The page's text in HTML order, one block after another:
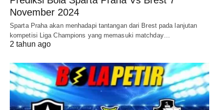
November 2024
Sparta Praha akan menhadapi tantangan dari Brest pada lanjutan
kompetisi Liga Champions yang memasuki matchday…
2 tahun ago